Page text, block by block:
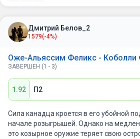
Дмитрий Белов_2
1579(-4%)
Оже-Альяссим Феликс - Коболли
ЗАВЕРШЕН (1 - 3)
1.92 П2
Сила канадца кроется в его убойной
начале розыгрышей. Однако на
это козырное оружие теряет свою